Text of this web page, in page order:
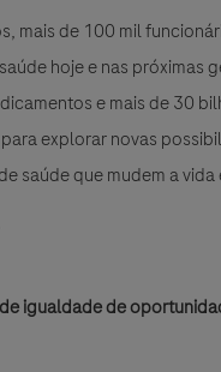
mais de 100 mil
hoje e nas próximas
e mais de 30
explorar novas
saúde que mudem a
igualdade de